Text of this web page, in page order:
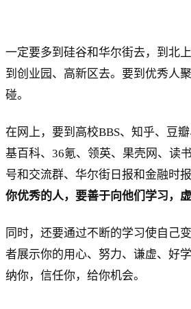
一定要多到硅谷和华尔街去，到北
到创业园、高新区去。要到优秀人
碰。
在网上，要到高校BBS、知乎、豆
基百科、36氪、领英、果壳网、读
号和交流群、华尔街日报和金融时报
你优秀的人，要善于向他们学习，虚
同时，还要通过不断的学习使自己
者展示你的用心、努力、谦虚、好
纳你，信任你，给你机会。